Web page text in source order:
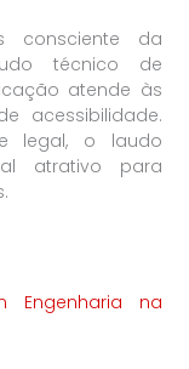
consciente da
técnico de
atende às
acessibilidade.
legal, o laudo
atrativo para
Engenharia na